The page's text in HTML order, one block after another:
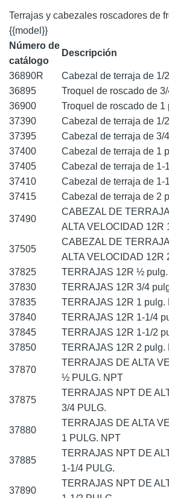
Terrajas y cabezales roscadores de
{{model}}
Número de
catálogo
Descripción
36890R
Cabezal de terraja de 1/
36895
Troquel de roscado de
36900
Troquel de roscado de 1
37390
Cabezal de terraja de 1/
37395
Cabezal de terraja de 3/
37400
Cabezal de terraja de 1
37405
Cabezal de terraja de 1-
37410
Cabezal de terraja de 1-
37415
Cabezal de terraja de 2
37490
CABEZAL DE
ALTA VELOCIDAD 12R
37505
CABEZAL DE
ALTA VELOCIDAD 12R
37825
TERRAJAS 12R ½
37830
TERRAJAS 12R 3/4
37835
TERRAJAS 12R 1 pulg.
37840
TERRAJAS 12R 1-1/4
37845
TERRAJAS 12R 1-1/2
37850
TERRAJAS 12R 2 pulg.
37870
TERRAJAS DE ALTA
½ PULG. NPT
37875
TERRAJAS NPT DE
3/4 PULG.
37880
TERRAJAS DE ALTA
1 PULG. NPT
37885
TERRAJAS NPT DE
1-1/4 PULG.
37890
TERRAJAS NPT DE